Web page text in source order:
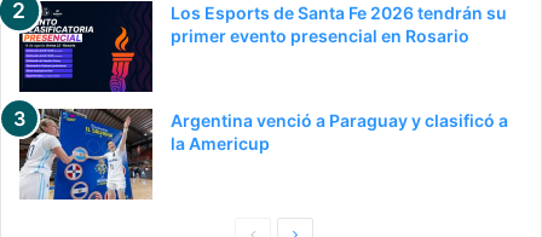
Los Esports de Santa Fe 2026 tendrán su
primer evento presencial en Rosario
Argentina venció a Paraguay y clasificó a
la Americup